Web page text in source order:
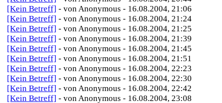
[Kein Betreff] - von Anonymous - 16.08.2004, 21:06
[Kein Betreff] - von Anonymous - 16.08.2004, 21:24
[Kein Betreff] - von Anonymous - 16.08.2004, 21:25
[Kein Betreff] - von Anonymous - 16.08.2004, 21:39
[Kein Betreff] - von Anonymous - 16.08.2004, 21:45
[Kein Betreff] - von Anonymous - 16.08.2004, 21:51
[Kein Betreff] - von Anonymous - 16.08.2004, 22:23
[Kein Betreff] - von Anonymous - 16.08.2004, 22:30
[Kein Betreff] - von Anonymous - 16.08.2004, 22:42
[Kein Betreff] - von Anonymous - 16.08.2004, 23:08